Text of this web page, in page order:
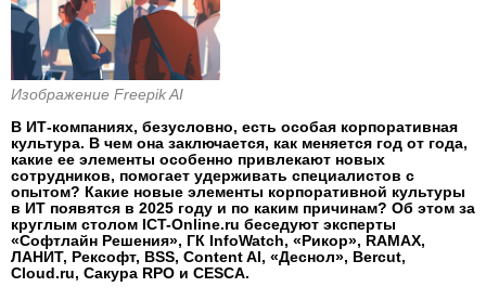
Изображение Freepik AI
В ИТ-компаниях, безусловно, есть особая корпоративная
культура. В чем она заключается, как меняется год от года,
какие ее элементы особенно привлекают новых
сотрудников, помогает удерживать специалистов с
опытом? Какие новые элементы корпоративной культуры
в ИТ появятся в 2025 году и по каким причинам? Об этом за
круглым столом ICT-Online.ru беседуют эксперты
«Софтлайн Решения», ГК InfoWatch, «Рикор», RAMAX,
ЛАНИТ, Рексофт, BSS, Content AI, «Деснол», Bercut,
Cloud.ru, Сакура RPO и CESCA.